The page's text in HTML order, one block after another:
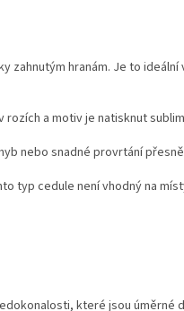
zahnutým hranám. Je to
a motiv je natisknut
nebo snadné provrtání
typ cedule není vhodný na
které jsou úměrné